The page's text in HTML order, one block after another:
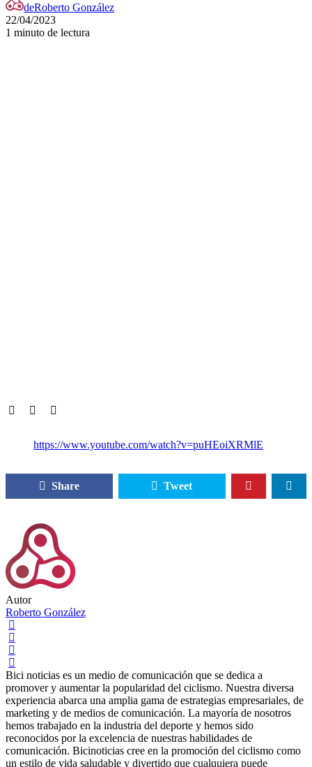
deRoberto González
22/04/2023
1 minuto de lectura
https://www.youtube.com/watch?v=puHEoiXRMlE
Share Tweet
Autor
Roberto González
Bici noticias es un medio de comunicación que se dedica a
promover y aumentar la popularidad del ciclismo. Nuestra diversa
experiencia abarca una amplia gama de estrategias empresariales, de
marketing y de medios de comunicación. La mayoría de nosotros
hemos trabajado en la industria del deporte y hemos sido
reconocidos por la excelencia de nuestras habilidades de
comunicación. Bicinoticias cree en la promoción del ciclismo como
un estilo de vida saludable y divertido que cualquiera puede